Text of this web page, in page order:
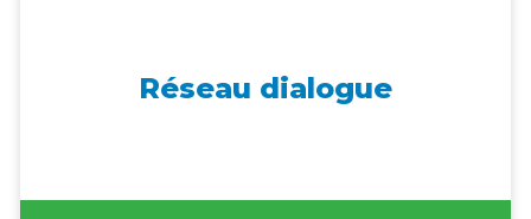
Réseau dialogue